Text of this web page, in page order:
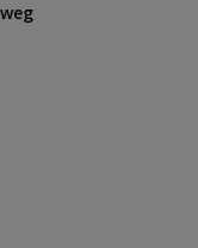
weg